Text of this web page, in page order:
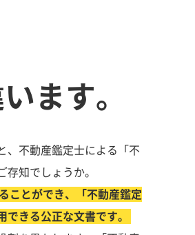
ます。
、不動産鑑定士による「不
知でしょうか。
ことができ、「不動産鑑定
きる公正な文書です。